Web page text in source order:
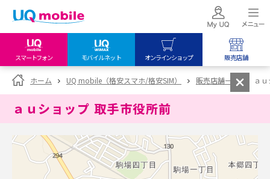
スマートフォン モバイルネット オンラインショップ 販売店舗
my UQ WiMAX
UQ WiMAX ご契約の方
My UQ mobile
UQ mobile
データチャージサイト
UQ mobile
オンラインショップ
UQ WiMAX
UQ mobile
販売店舗
UQ WiMAX
ホーム UQ mobile（格安スマホ/格安SIM） 販売店舗一覧 ａ
ａｕショップ 取手市役所前